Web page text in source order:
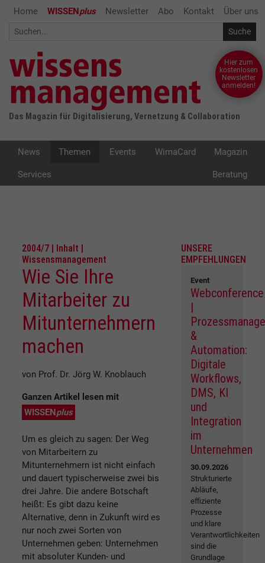
Home WISSENplus Newsletter Abo Kontakt Über uns
Das Magazin für Digitalisierung, Vernetzung & Collaboration
Hier zum
kostenlosen
Newsletter
anmelden!
News Themen Events WimaCard Magazin
Services Beratung
2004/7 | Inhalt |
Wissensmanagement
Wie Sie Ihre
Mitarbeiter zu
Mitunternehmern
machen
von Prof. Dr. Jörg W. Knoblauch
Ganzen Artikel lesen mit
WISSENplus
Um es gleich zu sagen: Der Weg
von Mitarbeitern zu
Mitunternehmern ist nicht einfach
und dauert typischerweise zwei bis
drei Jahre. Die andere Botschaft
heißt: Es gibt dazu keine
Alternative, denn in Zukunft wird es
nur noch zwei Sorten von
Unternehmen geben: Unternehmen
mit absoluter Kunden- und
UNSERE
EMPFEHLUNGEN
Event
Webconference
|
&
Automation:
Digitale
Workflows,
DMS, KI
und
Integration
im
Unternehmen
30.09.2026
Strukturierte
Abläufe,
effiziente
Prozesse
und klare
Verantwortlichkeiten
sind die
Grundlage